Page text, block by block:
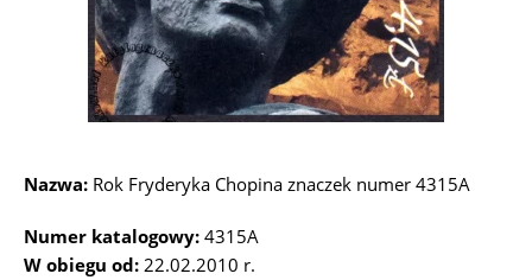
Nazwa: Rok Fryderyka Chopina znaczek numer 4315A
Numer katalogowy: 4315A
W obiegu od: 22.02.2010 r.